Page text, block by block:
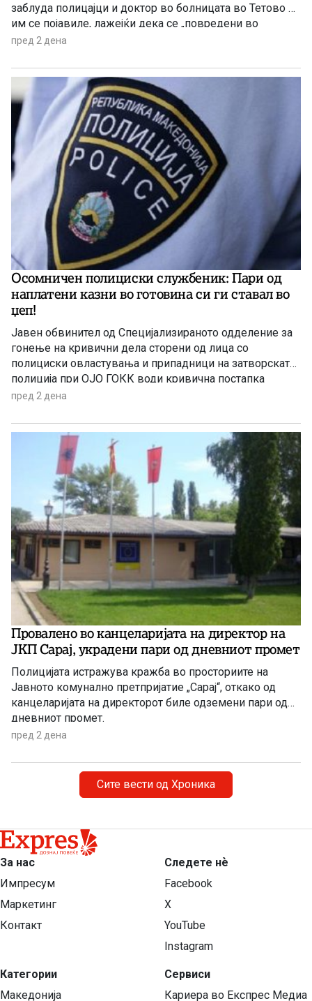
заблуда полицајци и доктор во болницата во Тетово –
им се појавиле, лажејќи дека се „повредени во
сообраќајка“, па дури добиле и медицински извештај
цел да ја приложат таквата лажна медицинска
документација пред осигурителни компании и да
земат отштета.
пред 2 дена
Осомничен полициски службеник: Пари од
наплатени казни во готовина си ги ставал во
џеп!
Јавен обвинител од Специјализираното одделение за
гонење на кривични дела сторени од лица со
полициски овластувања и припадници на затворската
полиција при ОЈО ГОКК води кривична постапка
против полициски службеник од Одделението за
Скопје, поради постоење основано сомнение дека
сторил продолжено кривично дело Злоупотреба на
службената положба и овластување.
пред 2 дена
Провалено во канцеларијата на директор на
ЈКП Сарај, украдени пари од дневниот промет
Полицијата истражува кражба во просториите на
Јавното комунално претпријатие „Сарај“, откако од
канцеларијата на директорот биле одземени пари од
дневниот промет.
пред 2 дена
Сите вести од Хроника
За нас
Импресум
Маркетинг
Контакт
Категории
Македонија
Следете нѐ
Facebook
X
YouTube
Instagram
Сервиси
Кариера во Експрес Медиа